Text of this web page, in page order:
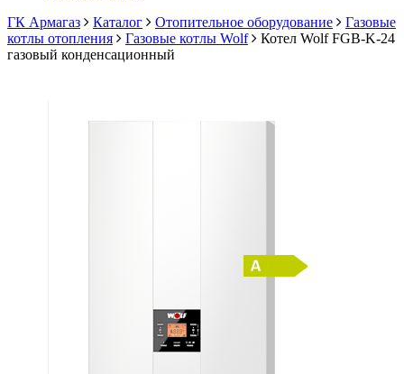
ГК Армагаз
Каталог Отопительное оборудование
Газовые
котлы отопления
Газовые котлы Wolf
Котел Wolf FGB-K-24
газовый конденсационный